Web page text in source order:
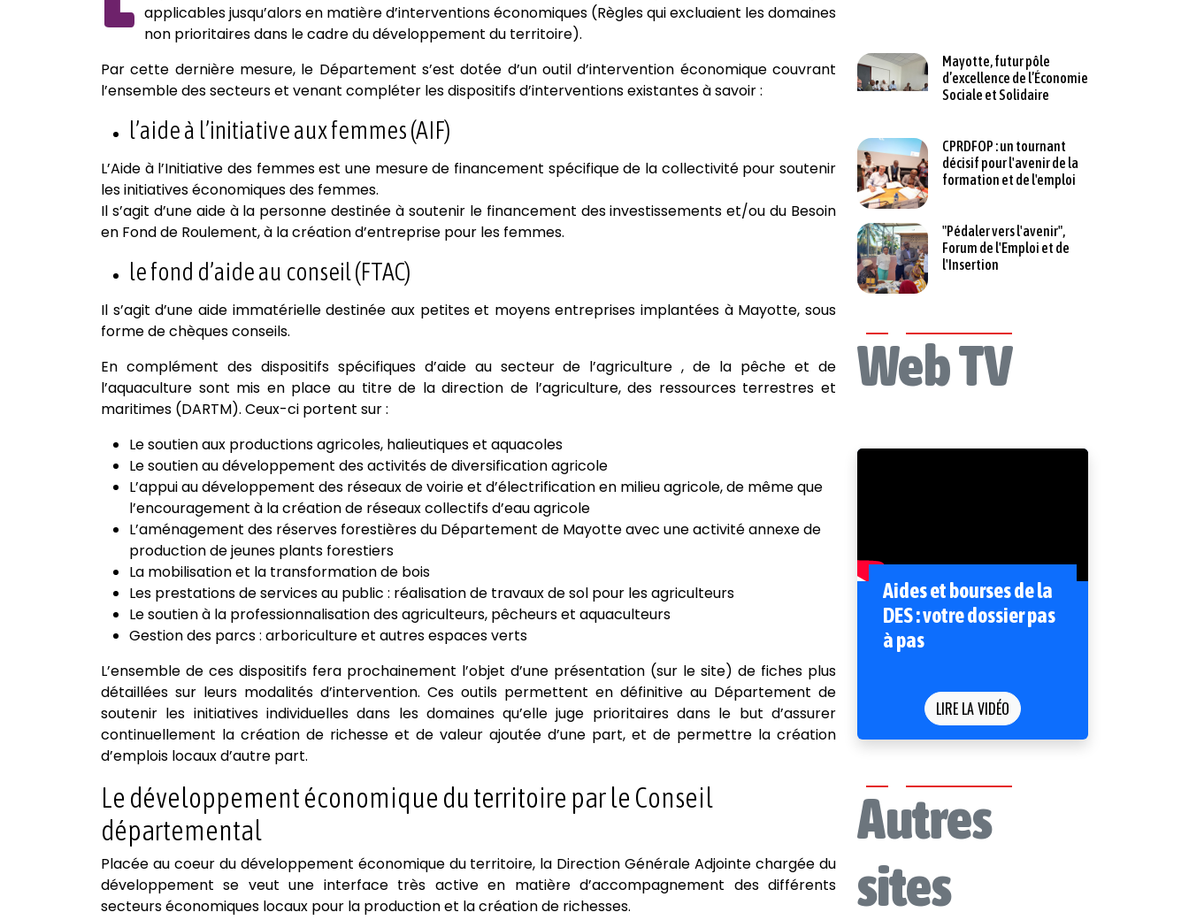
applicables jusqu’alors en matière d’interventions économiques (Règles qui excluaient les domaines
non prioritaires dans le cadre du développement du territoire).
Par cette dernière mesure, le Département s’est dotée d’un outil d’intervention économique couvrant
l’ensemble des secteurs et venant compléter les dispositifs d’interventions existantes à savoir :
l’aide à l’initiative aux femmes (AIF)
L’Aide à l’Initiative des femmes est une mesure de financement spécifique de la collectivité pour soutenir
les initiatives économiques des femmes.
Il s’agit d’une aide à la personne destinée à soutenir le financement des investissements et/ou du Besoin
en Fond de Roulement, à la création d’entreprise pour les femmes.
le fond d’aide au conseil (FTAC)
Il s’agit d’une aide immatérielle destinée aux petites et moyens entreprises implantées à Mayotte, sous
forme de chèques conseils.
En complément des dispositifs spécifiques d’aide au secteur de l’agriculture , de la pêche et de
l’aquaculture sont mis en place au titre de la direction de l’agriculture, des ressources terrestres et
maritimes (DARTM). Ceux-ci portent sur :
Le soutien aux productions agricoles, halieutiques et aquacoles
Le soutien au développement des activités de diversification agricole
L’appui au développement des réseaux de voirie et d’électrification en milieu agricole, de même que
l’encouragement à la création de réseaux collectifs d’eau agricole
L’aménagement des réserves forestières du Département de Mayotte avec une activité annexe de
production de jeunes plants forestiers
La mobilisation et la transformation de bois
Les prestations de services au public : réalisation de travaux de sol pour les agriculteurs
Le soutien à la professionnalisation des agriculteurs, pêcheurs et aquaculteurs
Gestion des parcs : arboriculture et autres espaces verts
L’ensemble de ces dispositifs fera prochainement l’objet d’une présentation (sur le site) de fiches plus
détaillées sur leurs modalités d’intervention. Ces outils permettent en définitive au Département de
soutenir les initiatives individuelles dans les domaines qu’elle juge prioritaires dans le but d’assurer
continuellement la création de richesse et de valeur ajoutée d’une part, et de permettre la création
d’emplois locaux d’autre part.
Le développement économique du territoire par le Conseil
départemental
Placée au coeur du développement économique du territoire, la Direction Générale Adjointe chargée du
développement se veut une interface très active en matière d’accompagnement des différents
secteurs économiques locaux pour la production et la création de richesses.
Mayotte, futur pôle
d’excellence de l’Économie
Sociale et Solidaire
CPRDFOP : un tournant
décisif pour l'avenir de la
formation et de l'emploi
"Pédaler vers l'avenir",
Forum de l'Emploi et de
l'Insertion
Web TV
Aides et bourses de la
DES : votre dossier pas
à pas
LIRE LA VIDÉO
Autres
sites